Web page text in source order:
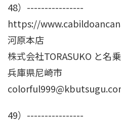
48）----------------
https://
河原本店
株式会社TORASUKO と名
兵庫県尼崎市
49）----------------